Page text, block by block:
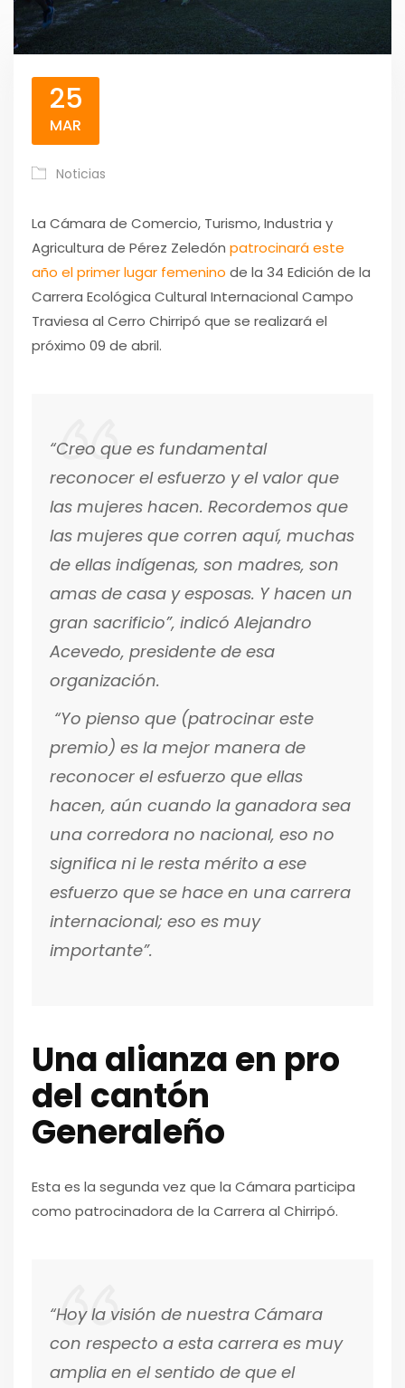
25
MAR
Noticias
La Cámara de Comercio, Turismo, Industria y
Agricultura de Pérez Zeledón patrocinará este
año el primer lugar femenino de la 34 Edición de la
Carrera Ecológica Cultural Internacional Campo
Traviesa al Cerro Chirripó que se realizará el
próximo 09 de abril.
“Creo que es fundamental
reconocer el esfuerzo y el valor que
las mujeres hacen. Recordemos que
las mujeres que corren aquí, muchas
de ellas indígenas, son madres, son
amas de casa y esposas. Y hacen un
gran sacrificio”, indicó Alejandro
Acevedo, presidente de esa
organización.
“Yo pienso que (patrocinar este
premio) es la mejor manera de
reconocer el esfuerzo que ellas
hacen, aún cuando la ganadora sea
una corredora no nacional, eso no
significa ni le resta mérito a ese
esfuerzo que se hace en una carrera
internacional; eso es muy
importante”.
Una alianza en pro
del cantón
Generaleño
Esta es la segunda vez que la Cámara participa
como patrocinadora de la Carrera al Chirripó.
“Hoy la visión de nuestra Cámara
con respecto a esta carrera es muy
amplia en el sentido de que el